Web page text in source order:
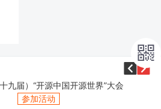

九届）“开源中国开源世界”大会
参加活动
